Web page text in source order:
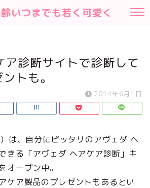
いつまでも若く可愛く
ア診断サイトで診断して
トも。
2014年6月1日
は、自分にピッタリのアヴェダ ヘ
きる「アヴェダ ヘアケア診断」キ
オープン中。
ケア製品のプレゼントもあるとい